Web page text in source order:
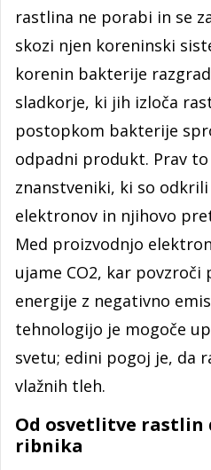
rastlina ne porabi in se
skozi njen koreninski
korenin bakterije
sladkorje, ki jih izloča
postopkom bakterije
odpadni produkt. Prav
znanstveniki, ki so
elektronov in njihovo
Med proizvodnjo
ujame CO2, kar
energije z negativno
tehnologijo je mogoče
svetu; edini pogoj je, da
vlažnih tleh.
Od osvetlitve rastlin
ribnika